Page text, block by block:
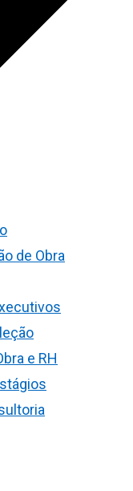
de Obra
e RH